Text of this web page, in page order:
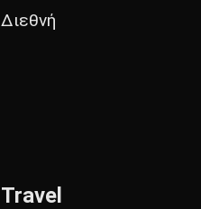
Διεθνή
Travel